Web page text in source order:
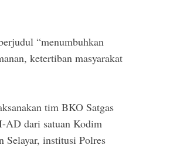
“menumbuhkan
ketertiban masyarakat
tim BKO Satgas
AD dari satuan Kodim
Selayar, institusi Polres